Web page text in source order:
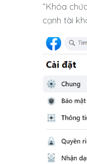
“Khóa
cạnh tài